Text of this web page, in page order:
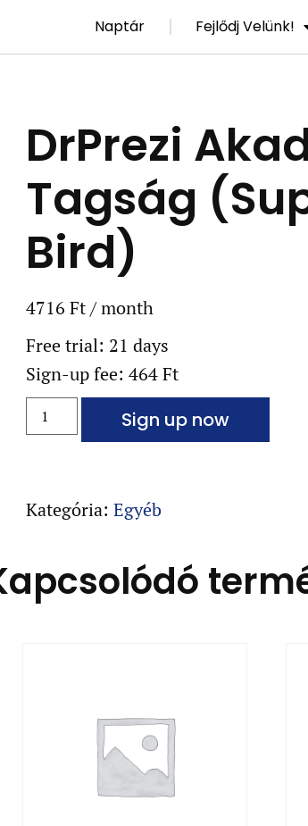
Naptár Fejlődj Velünk!
DrPrezi
Tagság
Bird)
4716 Ft/ month
Free trial: 21 days
Sign-up fee: 464Ft
Sign up now
Kategória: Egyéb